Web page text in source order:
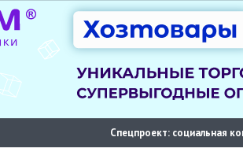
Спецпроект: социальная